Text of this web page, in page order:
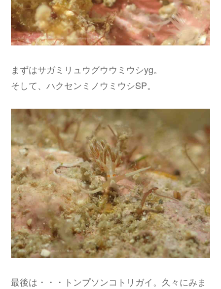
まずはサガミリュウグウウミウシyg。
そして、ハクセンミノウミウシSP。
最後は・・・トンプソンコトリガイ。久々にみま